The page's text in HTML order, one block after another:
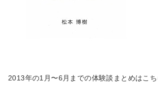
2013年の1月〜6月までの体験談まとめはこち